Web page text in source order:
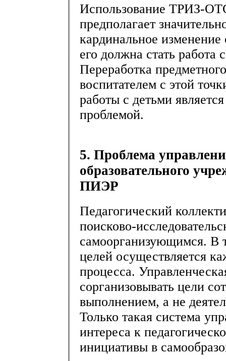
Использование ТРИЗ-
предполагает
кардинальное
его должна стать работа
Переработка
воспитателем с этой
работы с детьми
проблемой.
5. Проблема
образовательного
ПИЭР
Педагогический
поисково-
самоорганизующимся. В
целей осуществляется
процесса.
сорганизовывать цели
выполнением, а не
Только такая система
интереса к
инициативы в